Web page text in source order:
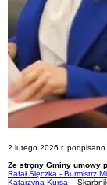
2 lutego 2026 r. podpisano
Ze strony Gminy umowy
Rafał Ślęczka - Burmistrz
Katarzyna Kursa –